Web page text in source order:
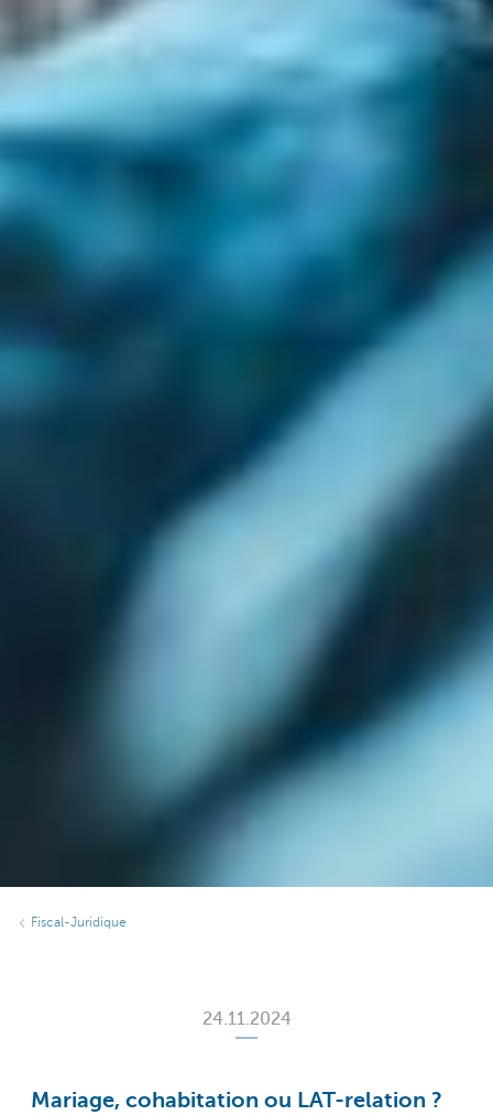
Fiscal-Juridique
24.11.2024
Mariage, cohabitation ou LAT-relation ?